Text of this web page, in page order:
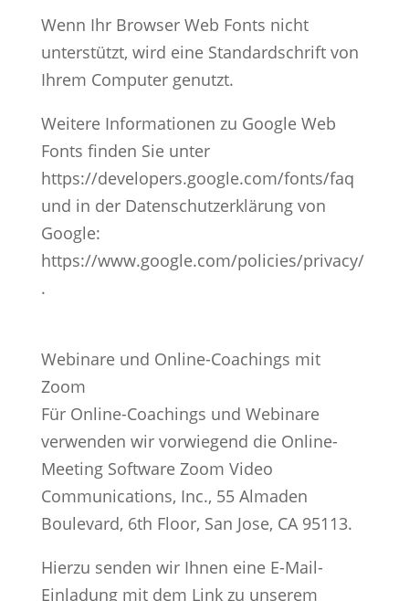
Wenn Ihr Browser Web Fonts nicht
unterstützt, wird eine Standardschrift von
Ihrem Computer genutzt.
Weitere Informationen zu Google Web
Fonts finden Sie unter
https://developers.google.com/fonts/faq
und in der Datenschutzerklärung von
Google:
https://www.google.com/policies/privacy/
.
Webinare und Online-Coachings mit
Zoom
Für Online-Coachings und Webinare
verwenden wir vorwiegend die Online-
Meeting Software Zoom Video
Communications, Inc., 55 Almaden
Boulevard, 6th Floor, San Jose, CA 95113.
Hierzu senden wir Ihnen eine E-Mail-
Einladung mit dem Link zu unserem